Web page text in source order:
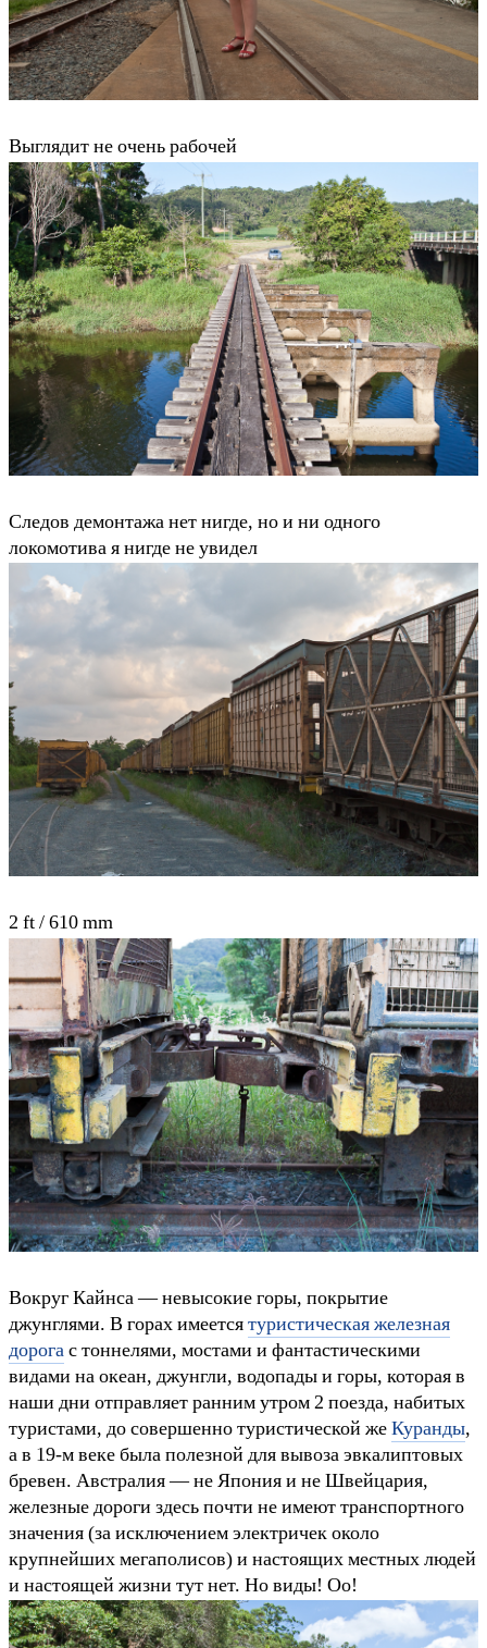
Выглядит не очень рабочей
Cледов демонтажа нет нигде, но и ни одного
локомотива я нигде не увидел
2 ft / 610 mm
Вокруг Кайнса — невысокие горы, покрытие
джунглями. В горах имеетсятуристическая железная
дорогас тоннелями, мостами и фантастическими
видами на океан, джунгли, водопады и горы, которая в
наши дни отправляет ранним утром 2 поезда, набитых
туристами, до совершенно туристической жеКуранды,
а в 19-м веке была полезной для вывоза эвкалиптовых
бревен. Австралия — не Япония и не Швейцария,
железные дороги здесь почти не имеют транспортного
значения (за исключением электричек около
крупнейших мегаполисов) и настоящих местных людей
и настоящей жизни тут нет. Но виды! Оо!